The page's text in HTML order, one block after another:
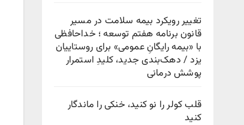
تغییر رویکرد بیمه سلامت در مسیر
قانون برنامه هفتم توسعه ؛ خداحافظی
با «بیمه رایگانِ عمومی» برای روستاییان
یزد / دهک‌بندی جدید، کلیدِ استمرار
پوشش درمانی
قلب کولر را نو کنید، خنکی را ماندگار
کنید